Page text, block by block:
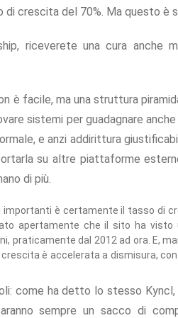
crescita del 70%. Ma questo è
riceverete una cura anche
è facile, ma una struttura
sistemi per guadagnare anche
e anzi addirittura
su altre piattaforme
di più.
importanti è certamente il tasso di
apertamente che il sito ha visto
praticamente dal 2012 ad ora. E,
è accelerata a dismisura,
come ha detto lo stesso Kyncl,
sempre un sacco di